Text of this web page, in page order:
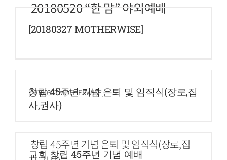
20180520 “한 맘” 야외예배
[20180327 MOTHERWISE]
[20180327 MOTHERWISE]
창립 45주년 기념 은퇴 및 임직식(장로,집
사,권사)
창립 45주년 기념 은퇴 및 임직식(장로,집
교회 창립 45주년 기념 예배